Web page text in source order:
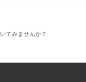
てみませんか？